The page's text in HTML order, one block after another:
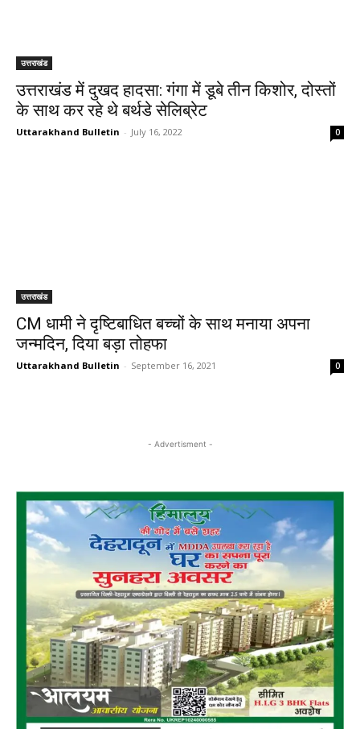
उत्तराखंड
उत्तराखंड में दुखद हादसा: गंगा में डूबे तीन किशोर, दोस्‍तों
के साथ कर रहे थे बर्थडे सेलिब्रेट
Uttarakhand Bulletin - July 16, 2022 0
उत्तराखंड
CM धामी ने दृष्टिबाधित बच्चों के साथ मनाया अपना
जन्मदिन, दिया बड़ा तोहफा
Uttarakhand Bulletin - September 16, 2021 0
- Advertisment -